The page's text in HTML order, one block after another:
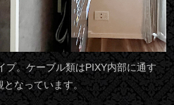
プ。ケーブル類はPIXY内部に通す
となっています。